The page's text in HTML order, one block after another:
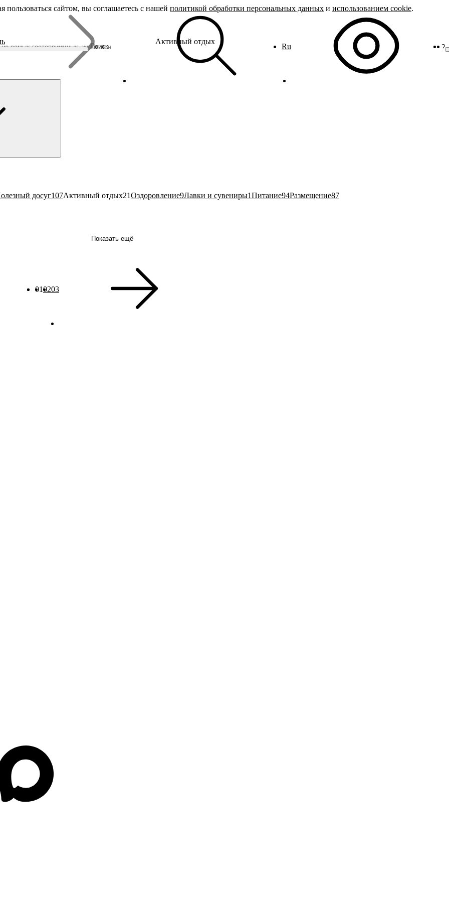
Поиск Ru ?
Бренды
Родина Снегурочки
Династия Романовых
Ювелирная столица
Гусиная столица
Активный отдых
досуг107Активный отдых21Оздоровление9Лавки и сувениры1Питание94Размещение87
010203
Показать ещё
сайтом, вы соглашаетесь с нашей политикой обработки персональных данных и использованием cookie.